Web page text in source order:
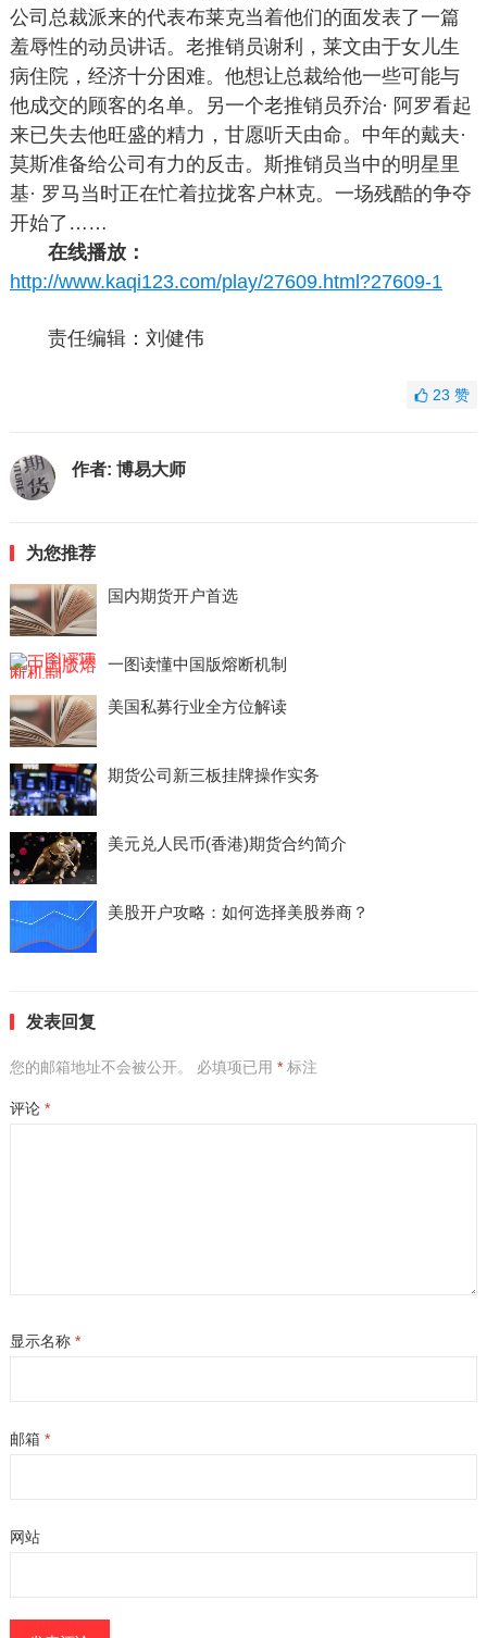
公司总裁派来的代表布莱克当着他们的面发表了一篇
羞辱性的动员讲话。老推销员谢利，莱文由于女儿生
病住院，经济十分困难。他想让总裁给他一些可能与
他成交的顾客的名单。另一个老推销员乔治· 阿罗看起
来已失去他旺盛的精力，甘愿听天由命。中年的戴夫·
莫斯准备给公司有力的反击。斯推销员当中的明星里
基· 罗马当时正在忙着拉拢客户林克。一场残酷的争夺
开始了……
在线播放：
http://www.kaqi123.com/play/27609.html?27609-1
责任编辑：刘健伟
23赞
作者: 博易大师
为您推荐
国内期货开户首选
一图读懂中国版熔断机制
美国私募行业全方位解读
期货公司新三板挂牌操作实务
美元兑人民币(香港)期货合约简介
美股开户攻略：如何选择美股券商？
发表回复
您的邮箱地址不会被公开。 必填项已用 *标注
评论 *
显示名称 *
邮箱 *
网站